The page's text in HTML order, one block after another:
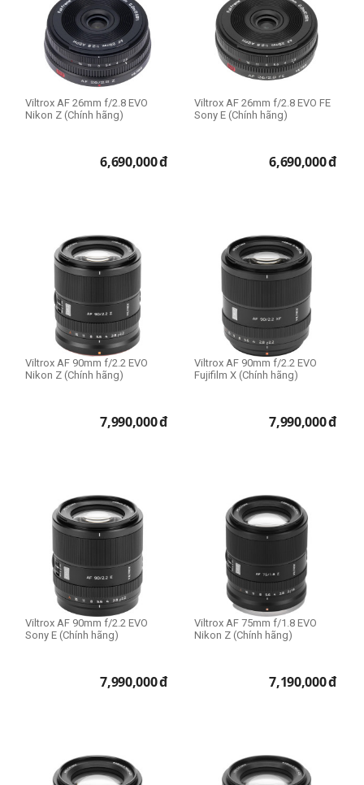
Nikon Z
Sony E
Sony FE
Thể loại lens
Standard Lens
Wide Lens
Filter Size
Size 52mm
Size 55mm
Size 58mm
Size 67mm
Size 72mm
Size 77mm
Lens dùng cho
Sony
Lens Fullframe - Crop
APS-C
Full Frame
Viltrox AF 26mm f/2.8 EVO
Nikon Z (Chính hãng)
6,690,000đ
Viltrox AF 26mm f/2.8 EVO FE
Sony E (Chính hãng)
6,690,000đ
Viltrox AF 90mm f/2.2 EVO
Nikon Z (Chính hãng)
7,990,000đ
Viltrox AF 90mm f/2.2 EVO
Fujifilm X (Chính hãng)
7,990,000đ
Viltrox AF 90mm f/2.2 EVO
Sony E (Chính hãng)
7,990,000đ
Viltrox AF 75mm f/1.8 EVO
Nikon Z (Chính hãng)
7,190,000đ